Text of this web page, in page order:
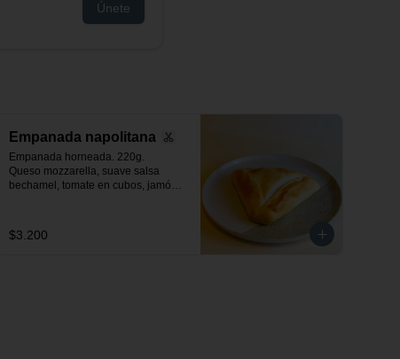
Únete
Empanada napolitana
Empanada horneada. 220g.
Queso mozzarella, suave salsa
bechamel, tomate en cubos, jamón
$3.200